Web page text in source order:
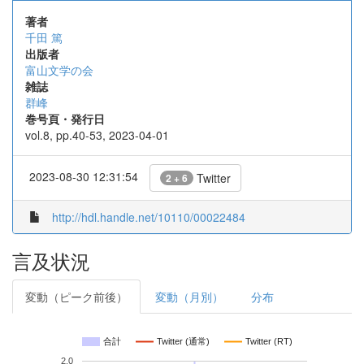
著者
千田 篤
出版者
富山文学の会
雑誌
群峰
巻号頁・発行日
vol.8, pp.40-53, 2023-04-01
2023-08-30 12:31:54 2 + 6 Twitter
http://hdl.handle.net/10110/00022484
言及状況
変動（ピーク前後） 変動（月別） 分布
合計 Twitter (通常)
Twitter (RT)
2.0